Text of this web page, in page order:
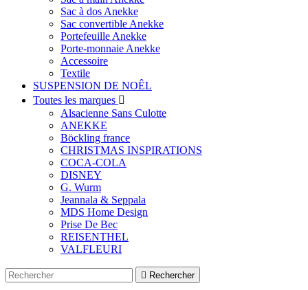
Sac à dos Anekke
Sac convertible Anekke
Portefeuille Anekke
Porte-monnaie Anekke
Accessoire
Textile
SUSPENSION DE NOÊL
Toutes les marques 
Alsacienne Sans Culotte
ANEKKE
Böckling france
CHRISTMAS INSPIRATIONS
COCA-COLA
DISNEY
G. Wurm
Jeannala & Seppala
MDS Home Design
Prise De Bec
REISENTHEL
VALFLEURI
 Rechercher